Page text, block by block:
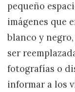
pequeño
imágenes que
blanco y
ser
fotografías o
informar a los